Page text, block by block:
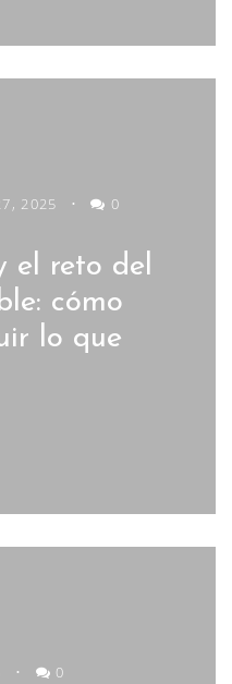
2025 • 0
el reto del
cómo
lo que
• 0